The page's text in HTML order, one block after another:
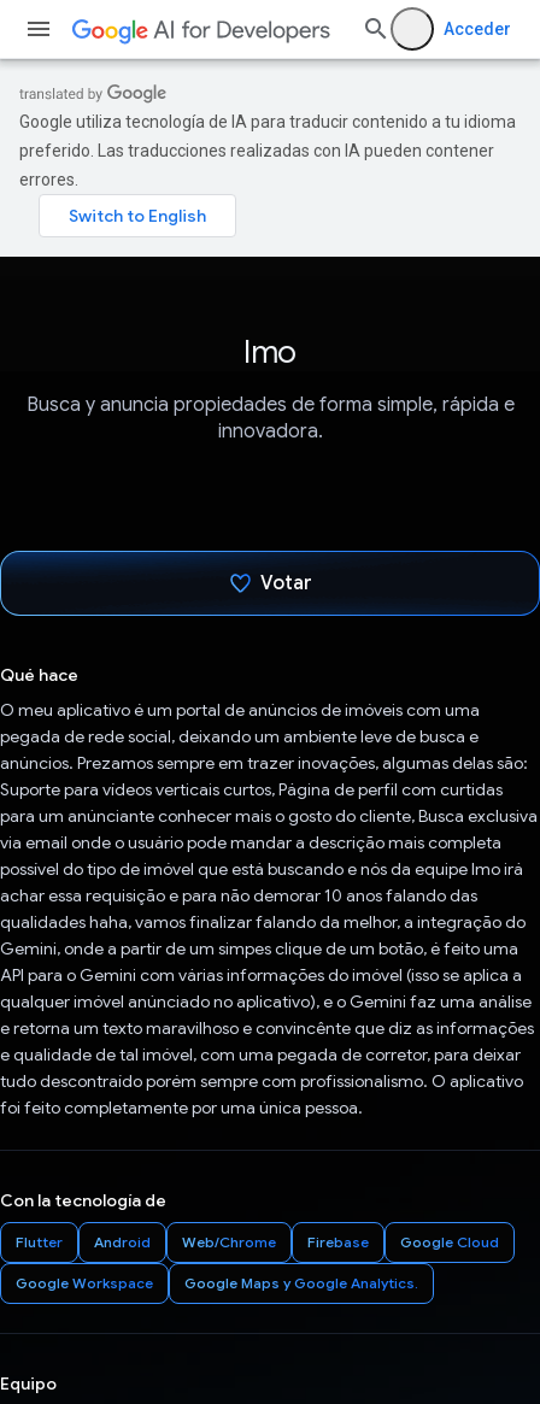
Acceder
Google utiliza tecnología de IA para traducir contenido a tu idioma
preferido. Las traducciones realizadas con IA pueden contener
errores.
Imo
Busca y anuncia propiedades de forma simple, rápida e
innovadora.
Votar
Qué hace
O meu aplicativo é um portal de anúncios de imóveis com uma
pegada de rede social, deixando um ambiente leve de busca e
anúncios. Prezamos sempre em trazer inovações, algumas delas são:
Suporte para vídeos verticais curtos, Página de perfil com curtidas
para um anúnciante conhecer mais o gosto do cliente, Busca exclusiva
via email onde o usuário pode mandar a descrição mais completa
possível do tipo de imóvel que está buscando e nós da equipe Imo irá
achar essa requisição e para não demorar 10 anos falando das
qualidades haha, vamos finalizar falando da melhor, a integração do
Gemini, onde a partir de um simpes clique de um botão, é feito uma
API para o Gemini com várias informações do imóvel (isso se aplica a
qualquer imóvel anúnciado no aplicativo), e o Gemini faz uma análise
e retorna um texto maravilhoso e convincênte que diz as informações
e qualidade de tal imóvel, com uma pegada de corretor, para deixar
tudo descontraído porém sempre com profissionalismo. O aplicativo
foi feito completamente por uma única pessoa.
Con la tecnología de
Flutter Android Web/Chrome Firebase Google Cloud
Google Workspace Google Maps y Google Analytics.
Equipo